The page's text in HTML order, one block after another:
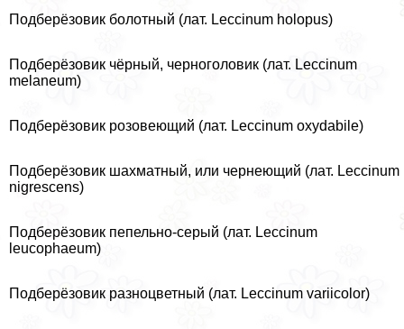
Подберёзовик болотный (лат. Leccinum holopus)
Подберёзовик чёрный, черноголовик (лат. Leccinum
melaneum)
Подберёзовик розовеющий (лат. Leccinum oxydabile)
Подберёзовик шахматный, или чернеющий (лат. Leccinum
nigrescens)
Подберёзовик пепельно-серый (лат. Leccinum
leucophaeum)
Подберёзовик разноцветный (лат. Leccinum variicolor)